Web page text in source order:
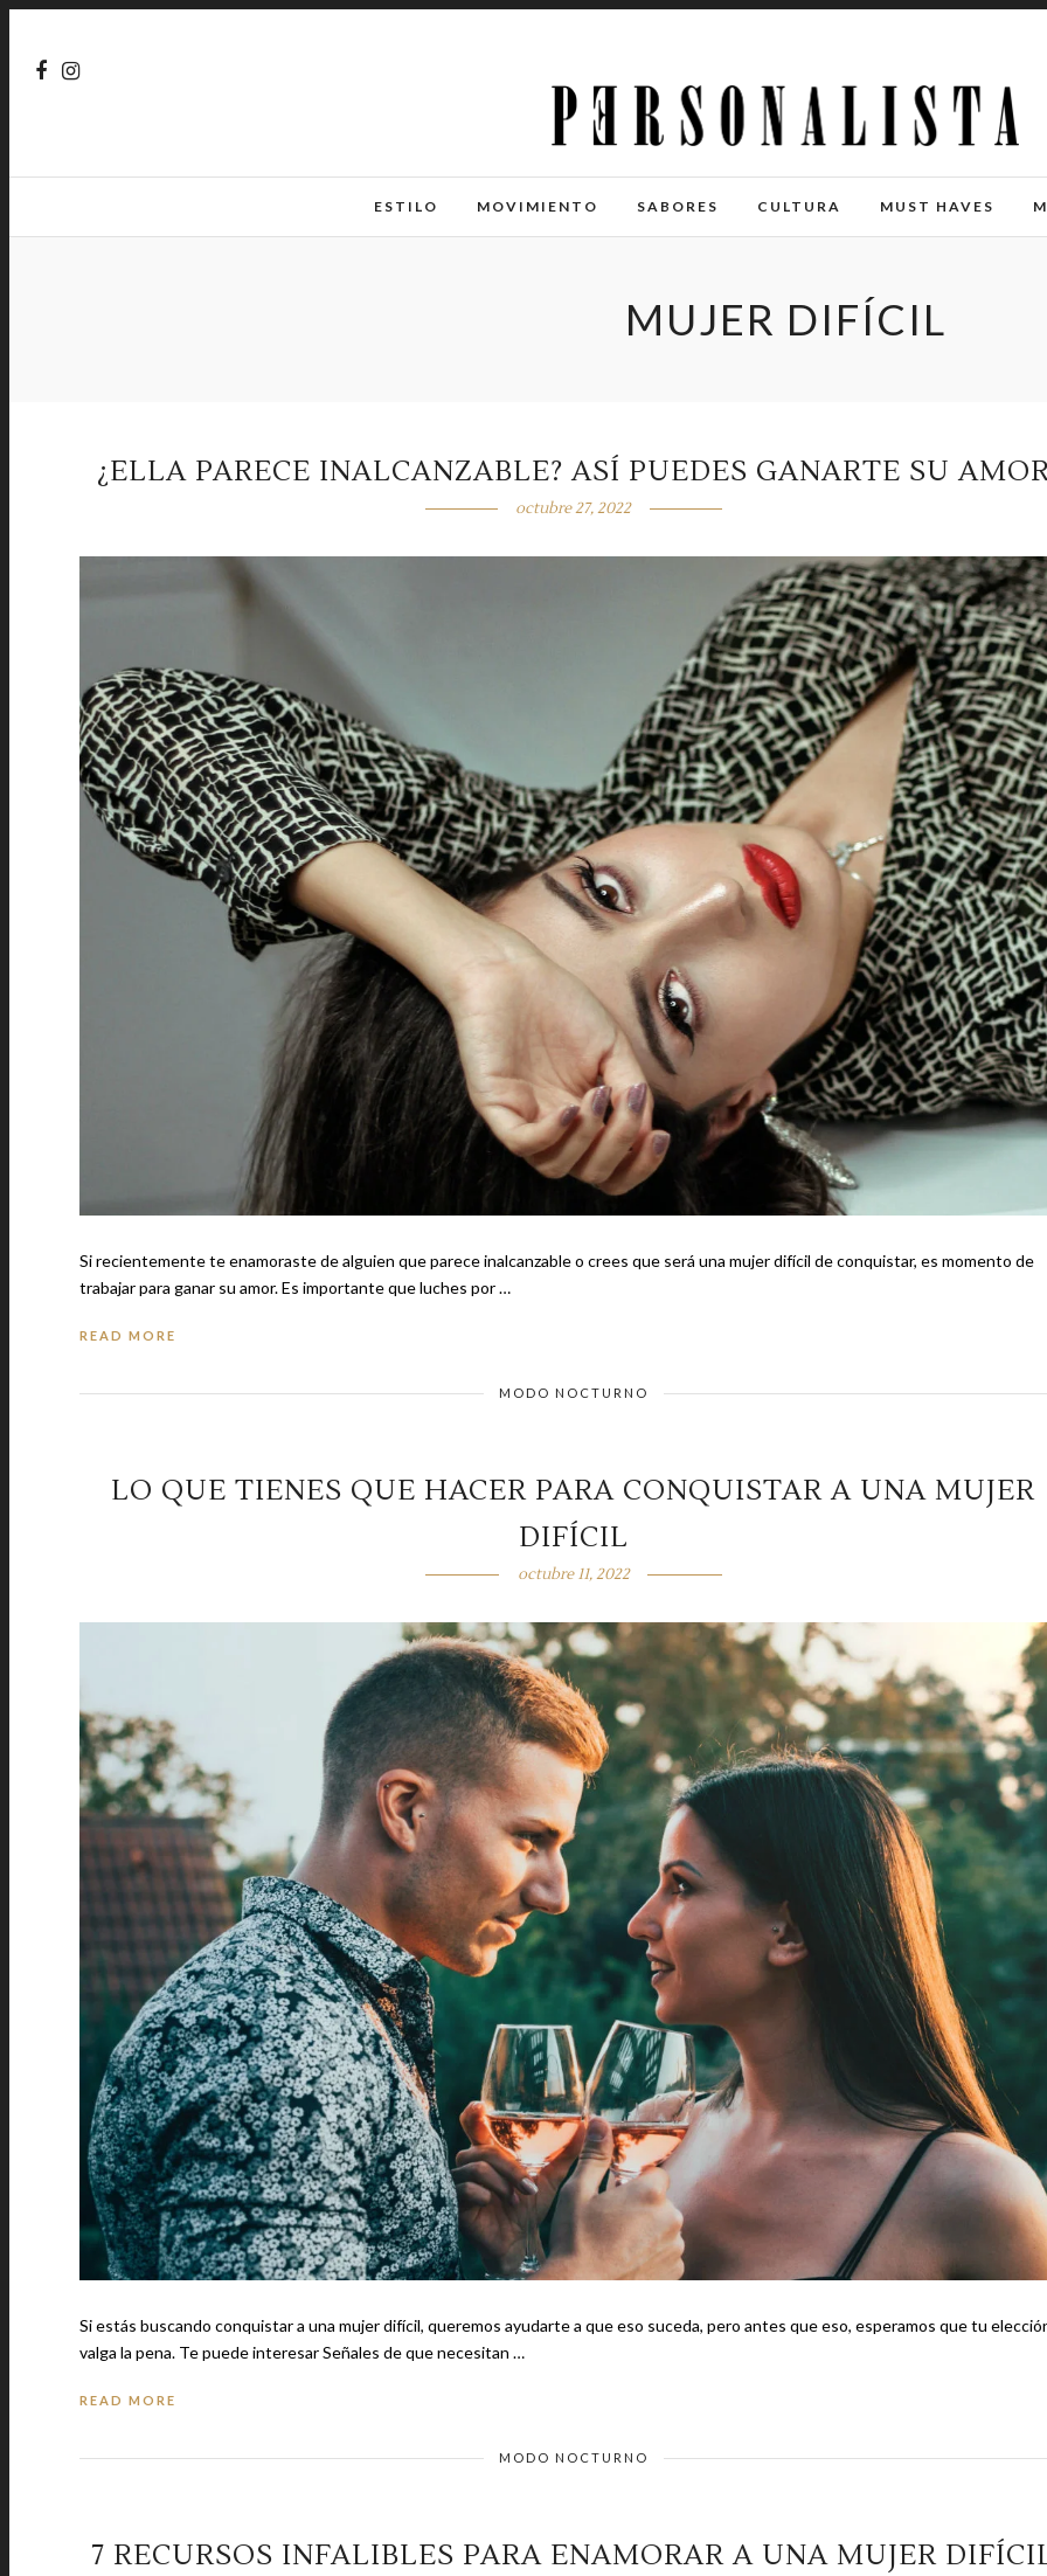
ESTILO MOVIMIENTO SABORES CULTURA MUST HAVES
MUJER DIFÍCIL
¿ELLA PARECE INALCANZABLE? ASÍ PUEDES GANARTE SU
octubre 27, 2022
Si recientemente te enamoraste de alguien que parece inalcanzable o crees que será una mujer difícil de conquistar, es momento de
trabajar para ganar su amor. Es importante que luches por …
READ MORE
MODO NOCTURNO
LO QUE TIENES QUE HACER PARA CONQUISTAR A UNA MUJER
DIFÍCIL
octubre 11, 2022
Si estás buscando conquistar a una mujer difícil, queremos ayudarte a que eso suceda, pero antes que eso, esperamos que tu
valga la pena. Te puede interesar Señales de que necesitan …
READ MORE
MODO NOCTURNO
7 RECURSOS INFALIBLES PARA ENAMORAR A UNA MUJER